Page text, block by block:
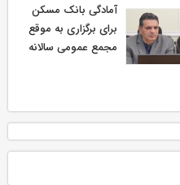
آمادگی بانک مسکن
برای برگزاری به موقع
مجمع عمومی سالانه